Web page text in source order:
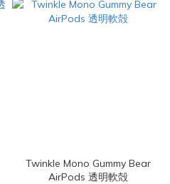
Twinkle Mono Gummy Bear
AirPods 透明軟殻